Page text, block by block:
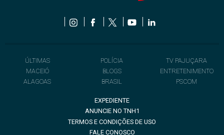
ÚLTIMAS
MACEIÓ
ALAGOAS
POLÍCIA
BLOGS
BRASIL
TV PAJUÇARA
ENTRETENIMENTO
PSCOM
EXPEDIENTE
ANUNCIE NO TNH1
TERMOS E CONDIÇÕES DE USO
FALE CONOSCO